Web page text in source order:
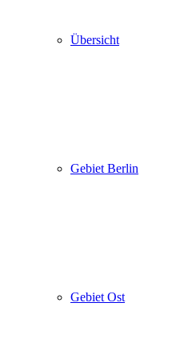
Übersicht
Gebiet Berlin
Gebiet Ost